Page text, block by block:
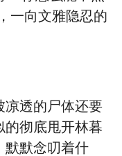
一向文雅隐忍的
凉透的尸体还要
的彻底甩开林暮
默默念叨着什